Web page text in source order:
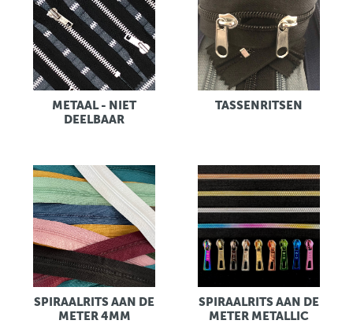
METAAL - NIET
DEELBAAR
TASSENRITSEN
SPIRAALRITS AAN DE
METER 4MM
SPIRAALRITS AAN DE
METER METALLIC